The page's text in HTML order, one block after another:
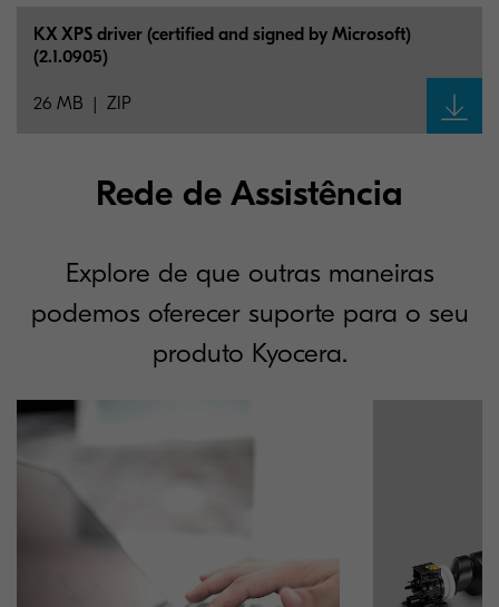
KX XPS driver (certified and signed by Microsoft)
(2.1.0905)
26 MB ZIP
Rede de Assistência
Explore de que outras maneiras
podemos oferecer suporte para o seu
produto Kyocera.